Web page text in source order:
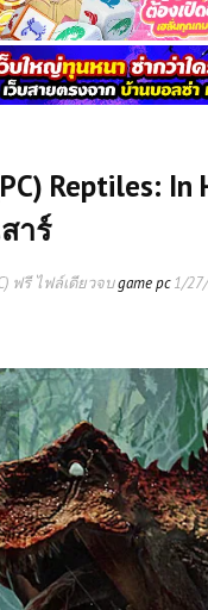
Reptiles: In
าร์
ฟรี ไฟล์เดียวจบgame pc1/